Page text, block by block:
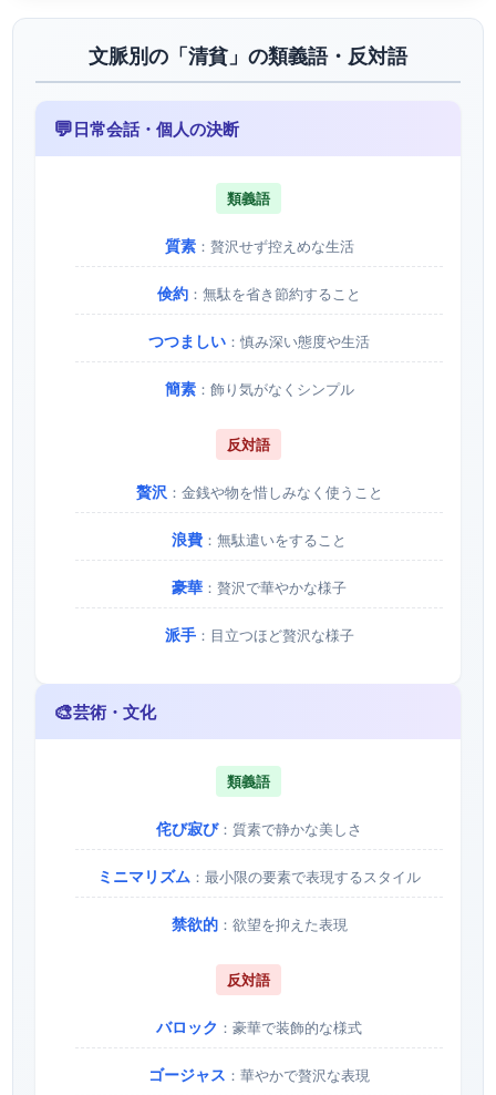
文脈別の「清貧」の類義語・反対語
💬日常会話・個人の決断
類義語
質素：贅沢せず控えめな生活
倹約 ：無駄を省き節約すること
つつましい ：慎み深い態度や生活
簡素：飾り気がなくシンプル
反対語
贅沢：金銭や物を惜しみなく使うこと
浪費 ：無駄遣いをすること
豪華 ：贅沢で華やかな様子
派手：目立つほど贅沢な様子
🎨芸術・文化
類義語
侘び寂び：質素で静かな美しさ
ミニマリズム ：最小限の要素で表現するスタイル
禁欲的：欲望を抑えた表現
反対語
バロック ：豪華で装飾的な様式
ゴージャス ：華やかで贅沢な表現